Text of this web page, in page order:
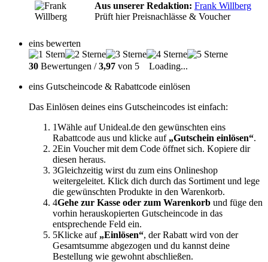
Aus unserer Redaktion: Frank Willberg
Prüft hier Preisnachlässe & Voucher
eins bewerten
30 Bewertungen /3,97 von 5
Loading...
eins Gutscheincode & Rabattcode einlösen
Das Einlösen deines eins Gutscheincodes ist einfach:
1Wähle auf Unideal.de den gewünschten eins
Rabattcode aus und klicke auf „Gutschein einlösen“.
2Ein Voucher mit dem Code öffnet sich. Kopiere dir
diesen heraus.
3Gleichzeitig wirst du zum eins Onlineshop
weitergeleitet. Klick dich durch das Sortiment und lege
die gewünschten Produkte in den Warenkorb.
4Gehe zur Kasse oder zum Warenkorb und füge den
vorhin herauskopierten Gutscheincode in das
entsprechende Feld ein.
5Klicke auf „Einlösen“, der Rabatt wird von der
Gesamtsumme abgezogen und du kannst deine
Bestellung wie gewohnt abschließen.